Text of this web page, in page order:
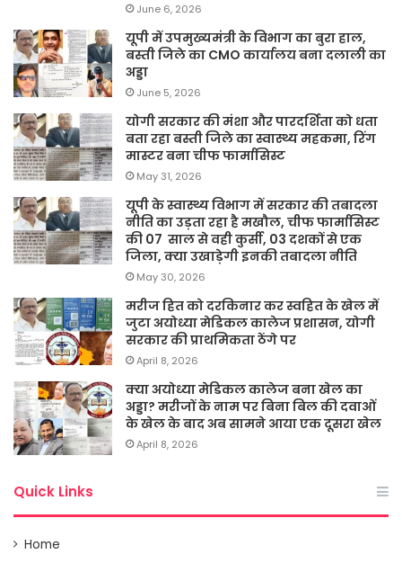
June 6, 2026
यूपी में उपमुख्यमंत्री के विभाग का बुरा हाल,
बस्ती जिले का CMO कार्यालय बना दलाली का
अड्डा
June 5, 2026
योगी सरकार की मंशा और पारदर्शिता को धता
बता रहा बस्ती जिले का स्वास्थ्य महकमा, रिंग
मास्टर बना चीफ फार्मासिस्ट
May 31, 2026
यूपी के स्वास्थ्य विभाग में सरकार की तबादला
नीति का उड़ता रहा है मखौल, चीफ फार्मासिस्ट
की 07 साल से वही कुर्सी, 03 दशकों से एक
जिला, क्या उखाड़ेगी इनकी तबादला नीति
May 30, 2026
मरीज हित को दरकिनार कर स्वहित के खेल में
जुटा अयोध्या मेडिकल कालेज प्रशासन, योगी
सरकार की प्राथमिकता ठेंगे पर
April 8, 2026
क्या अयोध्या मेडिकल कालेज बना खेल का
अड्डा? मरीजों के नाम पर बिना बिल की दवाओं
के खेल के बाद अब सामने आया एक दूसरा खेल
April 8, 2026
Quick Links
Home